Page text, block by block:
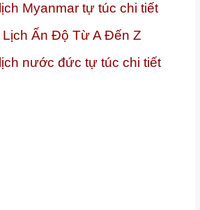
Myanmar tự túc chi tiết
Ấn Độ Từ A Đến Z
nước đức tự túc chi tiết